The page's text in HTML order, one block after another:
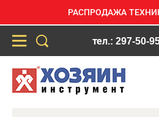
РАСПРОДАЖА
тел.: 297-50-